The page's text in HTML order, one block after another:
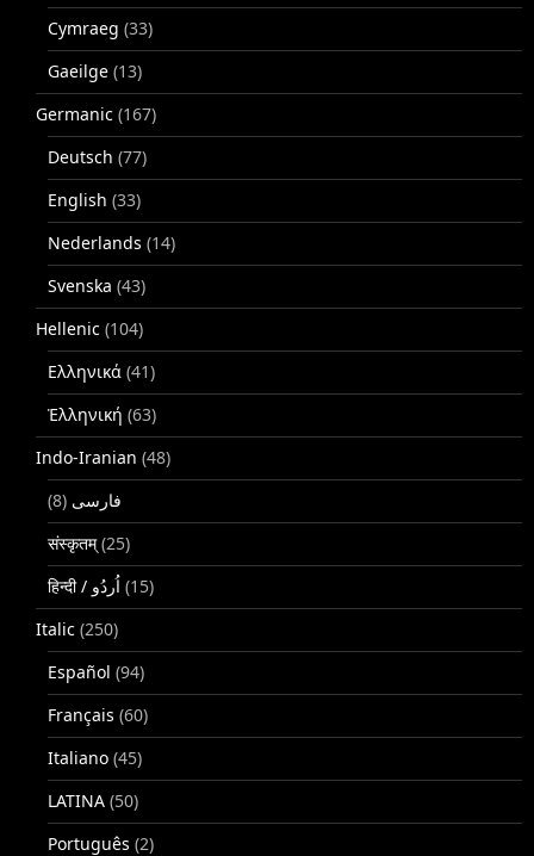
Cymraeg (33)
Gaeilge (13)
Germanic (167)
Deutsch (77)
English (33)
Nederlands (14)
Svenska (43)
Hellenic (104)
Ελληνικά (41)
Ἑλληνική (63)
Indo-Iranian (48)
فارسی (8)
संस्कृतम्(25)
(15)
Italic (250)
Español (94)
Français (60)
Italiano (45)
LATINA (50)
Português (2)